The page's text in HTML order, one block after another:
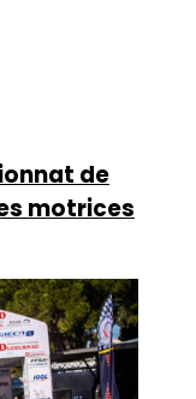
de
motrices